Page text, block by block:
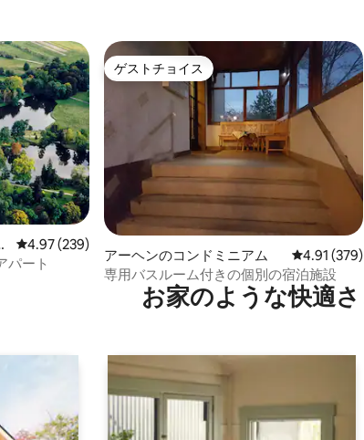
。
レビュー239件、5つ星中4.97つ星の平均評価
4.97 (239)
パート
ゲストチョイス
ゲストチョイス
アーヘンのコンドミニアム レビュー
4.91 (379)
専用バスルーム付きの個別の宿泊施設
お家のような快⁠適⁠